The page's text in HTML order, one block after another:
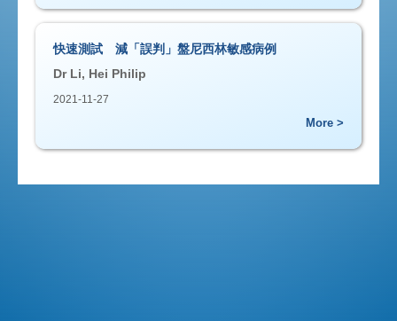
快速測試 減「誤判」盤尼西林敏感病例
Dr Li, Hei Philip
2021-11-27
More >